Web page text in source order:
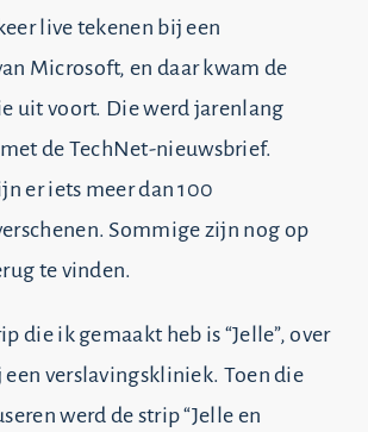
live tekenen bij een
Microsoft, en daar kwam de
uit voort. Die werd jarenlang
de TechNet-nieuwsbrief.
er iets meer dan 100
Sommige zijn nog op
te vinden.
die ik gemaakt heb is “Jelle”, over
een verslavingskliniek. Toen die
werd de strip “Jelle en